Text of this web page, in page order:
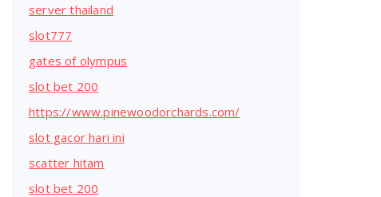
server thailand
slot777
gates of olympus
slot bet 200
https://www.pinewoodorchards.com/
slot gacor hari ini
scatter hitam
slot bet 200